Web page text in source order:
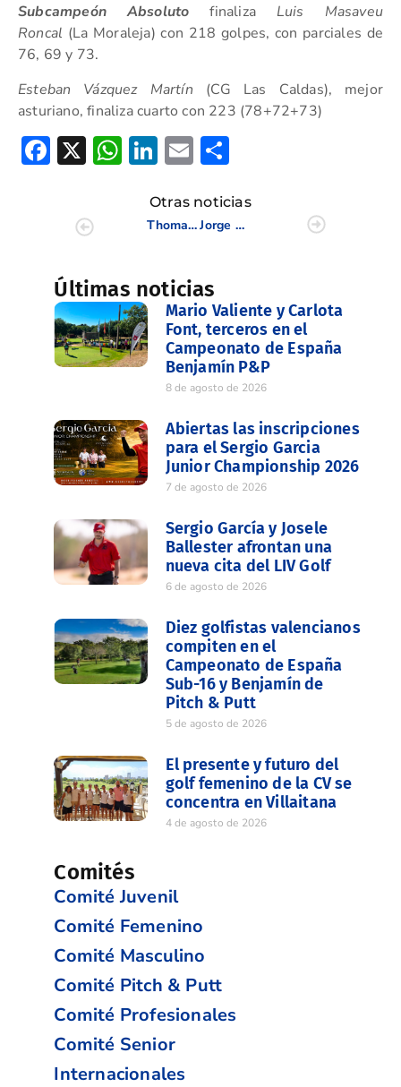
Subcampeón Absoluto finaliza Luis Masaveu
Roncal (La Moraleja) con 218 golpes, con parciales de
76, 69 y 73.
Esteban Vázquez Martín (CG Las Caldas), mejor
asturiano, finaliza cuarto con 223 (78+72+73)
Facebook
X WhatsApp
LinkedIn
Email
Otras noticias
Thomas Artigas: victoria en el Open de Italia de Pitch & Putt 2018
Jorge García Comín, Top 5 en el Puntuable Nacional Senior Masculino
Últimas noticias
Mario Valiente y Carlota
Font, terceros en el
Campeonato de España
Benjamín P&P
8 de agosto de 2026
Abiertas las inscripciones
para el Sergio Garcia
Junior Championship 2026
7 de agosto de 2026
Sergio García y Josele
Ballester afrontan una
nueva cita del LIV Golf
6 de agosto de 2026
Diez golfistas valencianos
compiten en el
Campeonato de España
Sub-16 y Benjamín de
Pitch & Putt
5 de agosto de 2026
El presente y futuro del
golf femenino de la CV se
concentra en Villaitana
4 de agosto de 2026
Comités
Comité Juvenil
Comité Femenino
Comité Masculino
Comité Pitch & Putt
Comité Profesionales
Comité Senior
Internacionales